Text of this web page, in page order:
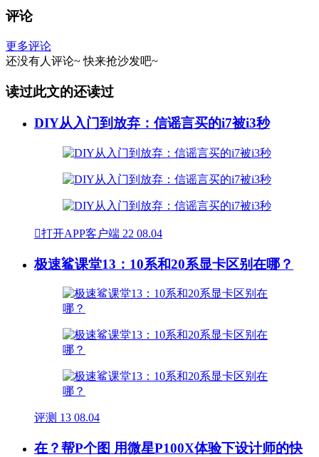
评论
更多评论
还没有人评论~ 快来抢沙发吧~
读过此文的还读过
DIY从入门到放弃：信谣言买的i7被i3秒
打开APP客户端 22 08.04
极速鲨课堂13：10系和20系显卡区别在哪？
评测 13 08.04
在？帮P个图 用微星P100X体验下设计师的快